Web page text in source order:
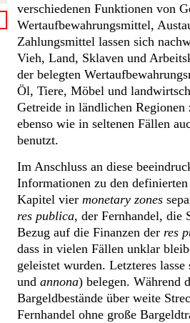
verschiedenen Funktionen von
Wertaufbewahrungsmittel,
Zahlungsmittel lassen sich
Vieh, Land, Sklaven und
der belegten
Öl, Tiere, Möbel und
Getreide in ländlichen
ebenso wie in seltenen Fällen
benutzt.
Im Anschluss an diese
Informationen zu den
Kapitel vier monetary zones
res publica, der Fernhandel, die
Bezug auf die Finanzen der res
dass in vielen Fällen unklar
geleistet wurden. Letzteres
und annona) belegen. Während
Bargeldbestände über weite
Fernhandel ohne große